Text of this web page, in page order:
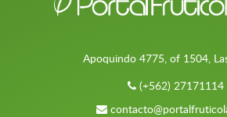
Apoquindo 4775, of 1504,
(+562) 27171114